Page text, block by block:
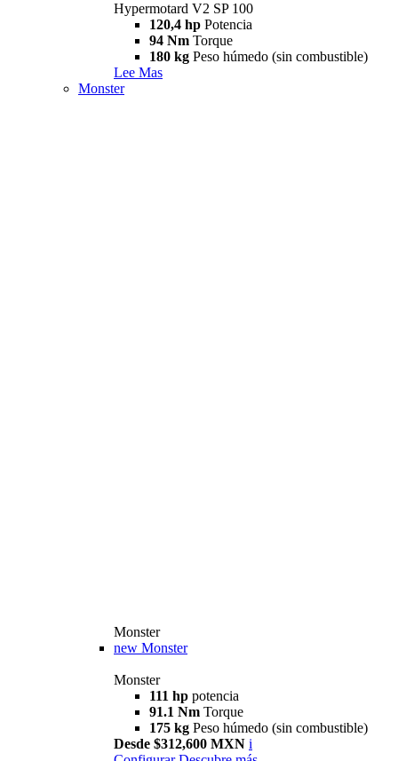
Hypermotard V2 SP 100
120,4 hp Potencia
94 Nm Torque
180 kg Peso húmedo (sin combustible)
Lee Mas
Monster
Monster
new Monster
Monster
111 hp potencia
91.1 Nm Torque
175 kg Peso húmedo (sin combustible)
Desde $312,600 MXN i